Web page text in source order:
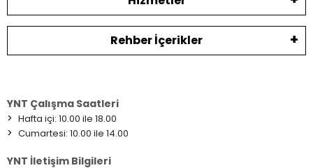
Rehber İçerikler
YNT Çalışma Saatleri
> Hafta içi: 10.00 ile 18.00
> Cumartesi: 10.00 ile 14.00
YNT İletişim Bilgileri